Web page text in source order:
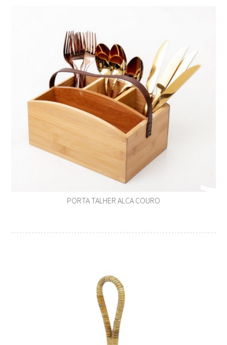
PORTA TALHER ALCA COURO